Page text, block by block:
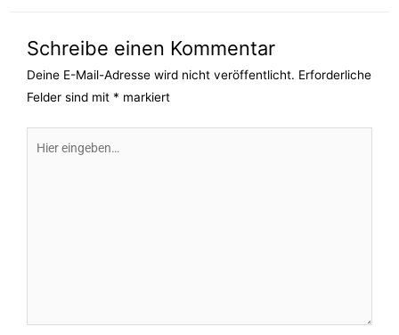
Schreibe einen Kommentar
Deine E-Mail-Adresse wird nicht veröffentlicht. Erforderliche
Felder sind mit * markiert
eingeben…